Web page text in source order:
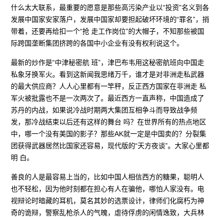
什么太大联系，最重要的愿意是那些高污染产业以“投资”名义到各
发展中国家安家落户，发展中国家却要担起破坏环境的“罪名”，捎
带着，还要再给扣一个“抢 走工作岗位”的大帽子，不知那些被国
际跨国垄断集团挤跨的各国中小企业有没有权利说这个。
最新的炒作是“中津秘密航 班”，津巴布韦用这秘密航班向中国走
私象牙换军火。看到这新闻我思绪万千，谁才是对非洲走私武器
的最大供应商？人人心里都有一竿秤，反正西方国家在非洲走 私
军火被批露也不是一次两次了。最近西方一直声称，中国造成了
苏丹的内战，如果说冷战时期两大集团互相争斗而导致战争频
发，那冷战结束以后还有这样的舞台 吗？在世界所有的热点地区
中，哪一个没有美国的影子？那些AK就一定是中国卖的？分裂集
团获得武器居然比国家还容易，现代版的“天方夜谈”。大家心里都
明 白。
善良的人是最容易上当的，比如中国人相信西方的糖果，聪明人
也不轻松，因为他时刻都在担心有人在骗他，哪怕人家没有。电
视辩论时暗藏的耳机，莫名其妙的选票设计，律师们化腐朽为神
奇的诡辩，警察乱枪杀人的气魄，虐待俘虏的闲情逸致，大兵林